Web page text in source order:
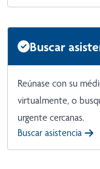
Buscar
Reúnase con su
virtualmente, o
urgente cercanas.
Buscar asistencia